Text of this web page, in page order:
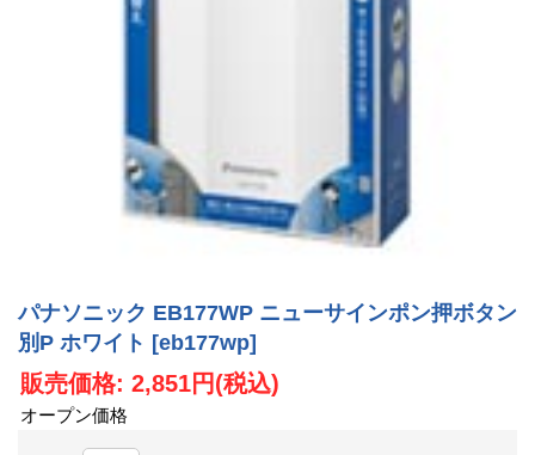
パナソニック EB177WP ニューサインポン押ボタン
別P ホワイト [eb177wp]
販売価格: 2,851円(税込)
オープン価格